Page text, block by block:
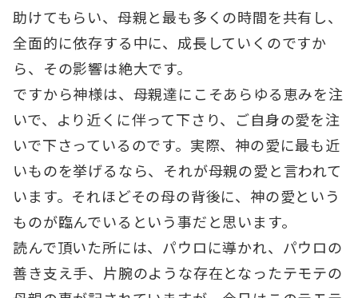
助けてもらい、母親と最も多くの時間を共有し、
全面的に依存する中に、成長していくのですか
ら、その影響は絶大です。
ですから神様は、母親達にこそあらゆる恵みを注
いで、より近くに伴って下さり、ご自身の愛を注
いで下さっているのです。実際、神の愛に最も近
いものを挙げるなら、それが母親の愛と言われて
います。それほどその母の背後に、神の愛という
ものが臨んでいるという事だと思います。
読んで頂いた所には、パウロに導かれ、パウロの
善き支え手、片腕のような存在となったテモテの